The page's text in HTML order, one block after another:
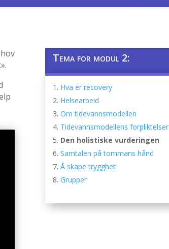
Tema for modul 2:
Hva er recovery
Helsearbeid
Om tidevannsmodellen
Tidevannsmodellens forpliktelser
Den holistiske vurderingen
Samtalen på tommans hånd
Å skape trygghet
Grupper